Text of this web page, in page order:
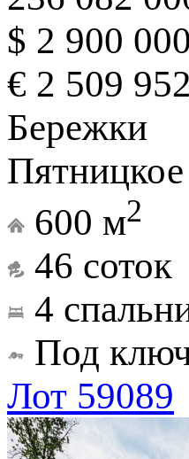
$ 2 900 000
€ 2 509 952
Бережки
600 м2
46 соток
4
Под
Лот 59089